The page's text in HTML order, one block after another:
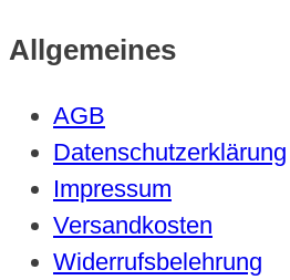
Allgemeines
AGB
Datenschutzerklärung
Impressum
Versandkosten
Widerrufsbelehrung